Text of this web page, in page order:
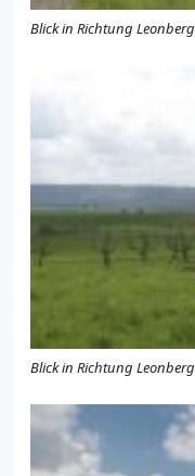
Blick in Richtung Leonberg
Blick in Richtung Leonberg